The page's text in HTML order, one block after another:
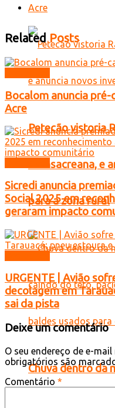
Acre
Petecão vistoria
Transacreana, e
para a zona rural
Chuva dentro da
água caindo do
Related Posts
Bocalom anuncia
Acre
Sicredi anuncia
Social 2025 em
geraram impacto
URGENTE | Avião
decolagem em
sai da pista
Deixe um comentário
O seu endereço de e-
obrigatórios são
Comentário *